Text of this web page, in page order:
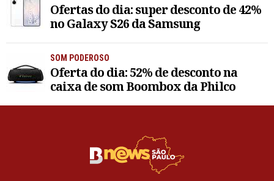
Ofertas do dia: super desconto de 42%
no Galaxy S26 da Samsung
SOM PODEROSO
Oferta do dia: 52% de desconto na
caixa de som Boombox da Philco